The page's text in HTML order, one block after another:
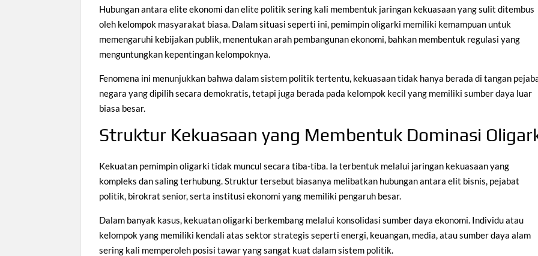
Hubungan antara elite ekonomi dan elite politik sering kali membentuk jaringan kekuasaan yang sulit ditembus
oleh kelompok masyarakat biasa. Dalam situasi seperti ini, pemimpin oligarki memiliki kemampuan untuk
memengaruhi kebijakan publik, menentukan arah pembangunan ekonomi, bahkan membentuk regulasi yang
menguntungkan kepentingan kelompoknya.
Fenomena ini menunjukkan bahwa dalam sistem politik tertentu, kekuasaan tidak hanya berada di tangan
negara yang dipilih secara demokratis, tetapi juga berada pada kelompok kecil yang memiliki sumber daya luar
biasa besar.
Struktur Kekuasaan yang Membentuk Dominasi
Kekuatan pemimpin oligarki tidak muncul secara tiba-tiba. Ia terbentuk melalui jaringan kekuasaan yang
kompleks dan saling terhubung. Struktur tersebut biasanya melibatkan hubungan antara elit bisnis, pejabat
politik, birokrat senior, serta institusi ekonomi yang memiliki pengaruh besar.
Dalam banyak kasus, kekuatan oligarki berkembang melalui konsolidasi sumber daya ekonomi. Individu atau
kelompok yang memiliki kendali atas sektor strategis seperti energi, keuangan, media, atau sumber daya alam
sering kali memperoleh posisi tawar yang sangat kuat dalam sistem politik.